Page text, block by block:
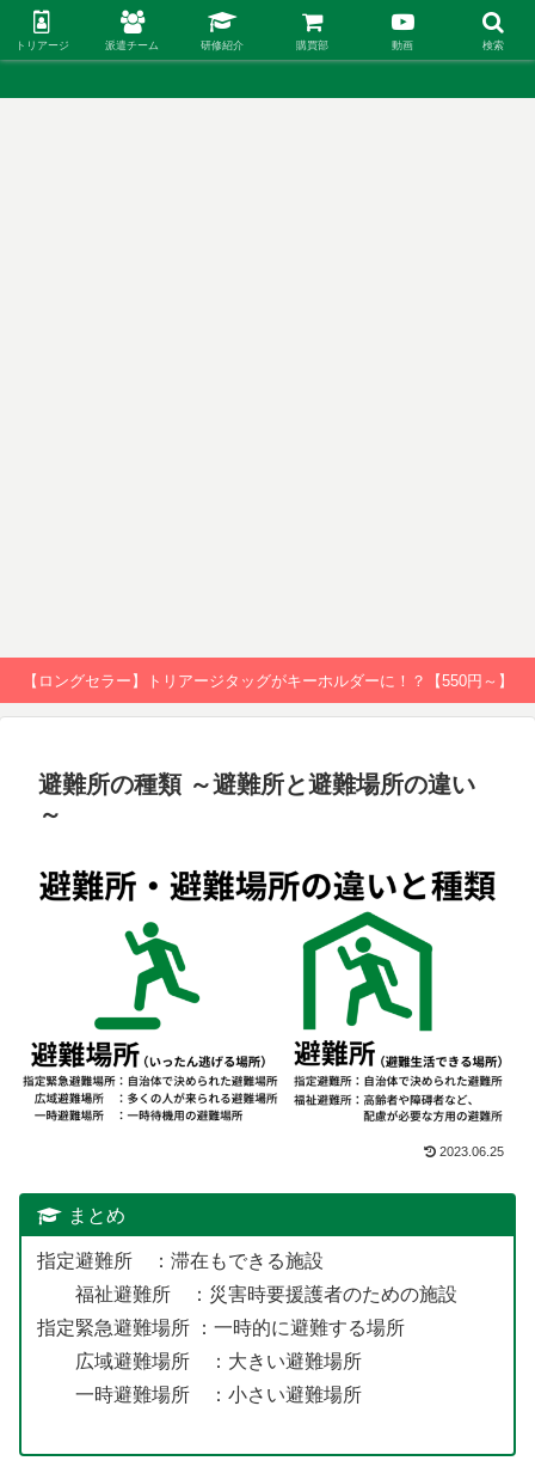
災害医療らぼ
【ロングセラー】トリアージタッグがキーホルダーに！？【550円～】
避難所の種類 ～避難所と避難場所の違い
～
2023.06.25
まとめ
指定避難所 ：滞在もできる施設
福祉避難所 ：災害時要援護者のための施設
指定緊急避難場所 ：一時的に避難する場所
広域避難場所 ：大きい避難場所
一時避難場所 ：小さい避難場所
トリアージ 派遣チーム 研修紹介 購買部 動画 検索